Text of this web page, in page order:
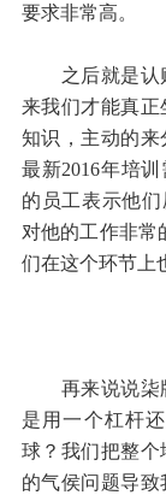
要求非常高。
之后就是认购
来我们才能真
知识，主动的
最新2016年培
的员工表示他
对他的工作非常
们在这个环节上
再来说说柒牌
是用一个杠杆
球？我们把整
的气侯问题导致